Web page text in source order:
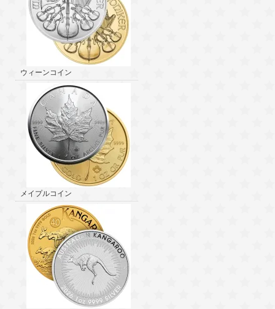
ウィーンコイン
メイプルコイン